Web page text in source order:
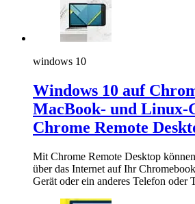
windows 10
Windows 10 auf
MacBook- und Linux-
Chrome Remote
Mit Chrome Remote Desktop
über das Internet auf Ihr
Gerät oder ein anderes Telefon oder